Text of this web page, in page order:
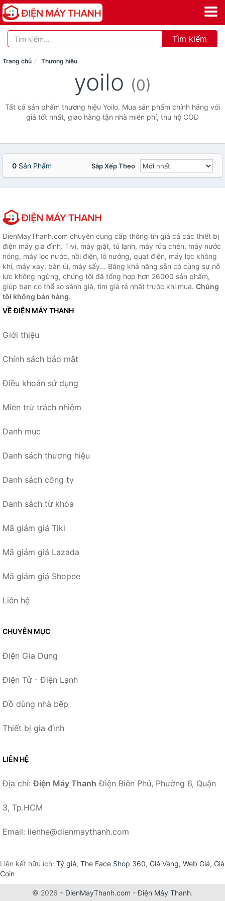
Tìm kiếm
Trang chủ Thương hiệu
yoilo (0)
Tất cả sản phẩm thương hiệu Yoilo. Mua sản phẩm chính hãng với
giá tốt nhất, giao hàng tận nhà miễn phí, thu hộ COD
0 Sản Phẩm Sắp Xếp Theo
DienMayThanh.com chuyên cung cấp thông tin giá cả các thiết bị
điện máy gia đình. Tivi, máy giặt, tủ lạnh, máy rửa chén, máy nước
nóng, máy lọc nước, nồi điện, lò nướng, quạt điện, máy lọc không
khí, máy xay, bàn ủi, máy sấy... Bằng khả năng sẵn có cùng sự nỗ
lực không ngừng, chúng tôi đã tổng hợp hơn 26000 sản phẩm,
giúp bạn có thể so sánh giá, tìm giá rẻ nhất trước khi mua. Chúng
tôi không bán hàng.
VỀ ĐIỆN MÁY THANH
Giới thiệu
Chính sách bảo mật
Điều khoản sử dụng
Miễn trừ trách nhiệm
Danh mục
Danh sách thương hiệu
Danh sách công ty
Danh sách từ khóa
Mã giảm giá Tiki
Mã giảm giá Lazada
Mã giảm giá Shopee
Liên hệ
CHUYÊN MỤC
Điện Gia Dụng
Điện Tử - Điện Lạnh
Đồ dùng nhà bếp
Thiết bị gia đình
LIÊN HỆ
Địa chỉ:Điện Máy Thanh Điện Biên Phủ, Phường 6, Quận
3, Tp.HCM
Email: lienhe@dienmaythanh.com
Liên kết hữu ích: Tỷ giá, The Face Shop 360, Giá Vàng, Web Giá, Giá
Coin
© 2026 – DienMayThanh.com -Điện Máy Thanh.